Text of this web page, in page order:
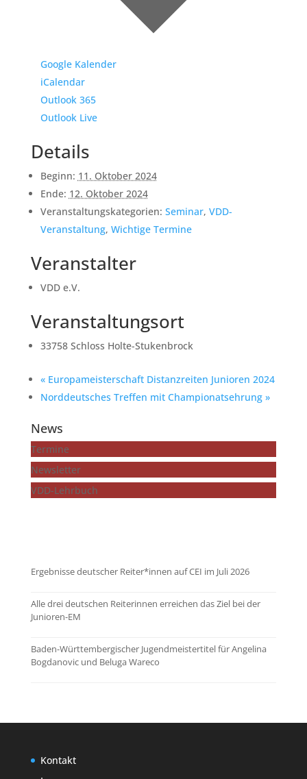
Google Kalender
iCalendar
Outlook 365
Outlook Live
Details
Beginn: 11. Oktober 2024
Ende: 12. Oktober 2024
Veranstaltungskategorien: Seminar, VDD-
Veranstaltung, Wichtige Termine
Veranstalter
VDD e.V.
Veranstaltungsort
33758 Schloss Holte-Stukenbrock
«Europameisterschaft Distanzreiten Junioren 2024
Norddeutsches Treffen mit Championatsehrung »
News
Termine
Newsletter
VDD-Lehrbuch
Ergebnisse deutscher Reiter*innen auf CEI im Juli 2026
Alle drei deutschen Reiterinnen erreichen das Ziel bei der
Junioren-EM
Baden-Württembergischer Jugendmeistertitel für Angelina
Bogdanovic und Beluga Wareco
Kontakt